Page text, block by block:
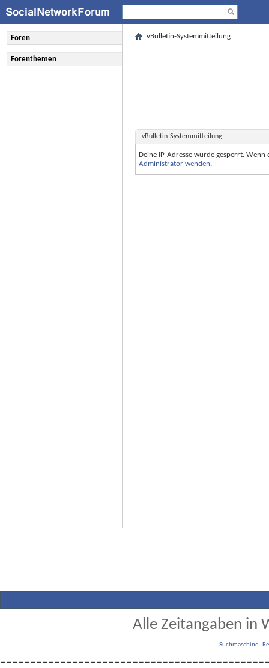
Foren
Forenthemen
vBulletin-Systemmitteilung
vBulletin-Systemmitteilung
Deine IP-Adresse wurde gesperrt.
Administrator wenden.
Alle Zeitangaben in
Suchmaschine-